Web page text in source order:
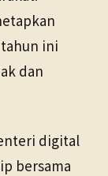
ini
dan
digital
bersama